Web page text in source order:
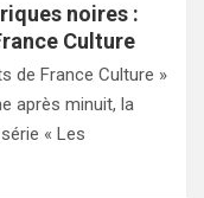
noires :
Culture
de France Culture »
après minuit, la
« Les